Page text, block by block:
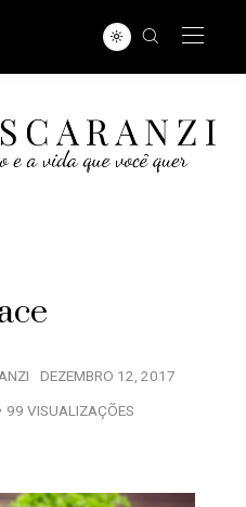
DEZEMBRO 12, 2017
99 VISUALIZAÇÕES